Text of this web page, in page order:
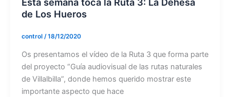
de Los Hueros
control /18/12/2020
Os presentamos el vídeo de la Ruta 3 que forma parte
del proyecto “Guía audiovisual de las rutas naturales
de Villalbilla”, donde hemos querido mostrar este
importante aspecto que hace